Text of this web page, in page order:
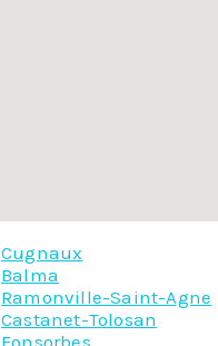
Cugnaux
Balma
Ramonville-Saint-Agne
Castanet-Tolosan
Fonsorbes